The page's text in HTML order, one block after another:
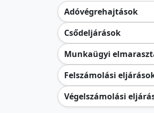
Adóvégrehajtások
Csődeljárások
Munkaügyi
Felszámolási
Végelszámolási